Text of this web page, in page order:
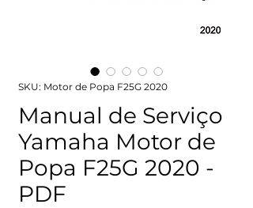
SKU: Motor de Popa F25G 2020
Manual de Serviço
Yamaha Motor de
Popa F25G 2020 -
PDF